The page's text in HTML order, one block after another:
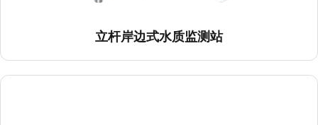
立杆岸边式水质监测站